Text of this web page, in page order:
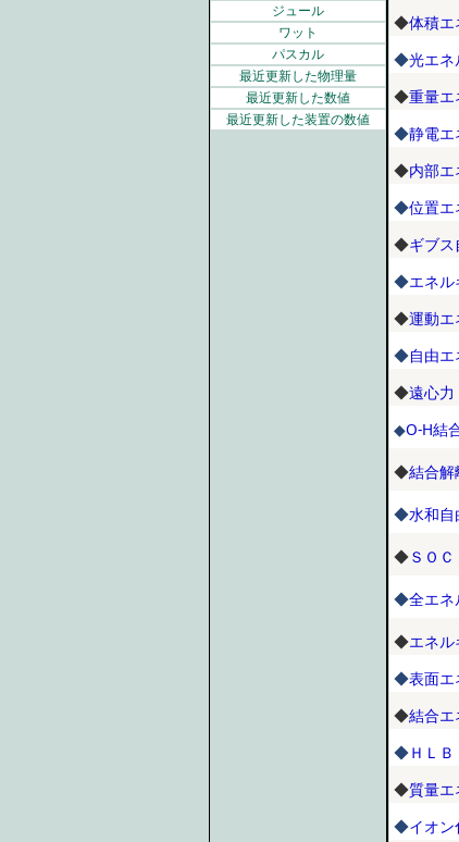
ジュール
ワット
パスカル
最近更新した物理量
最近更新した数値
最近更新した装置の数値
◆体積エ
◆光エネ
◆重量エ
◆静電エ
◆内部エ
◆位置エ
◆ギブ
◆エネル
◆運動エ
◆自由
◆遠心力
◆O-H結
◆結合解
◆水和自
◆ＳＯＣ
◆全エネ
◆エネ
◆表面エ
◆結合エ
◆ＨＬＢ
◆質量エ
◆イオ